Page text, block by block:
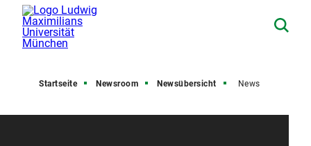
Startseite Newsroom Newsübersicht News